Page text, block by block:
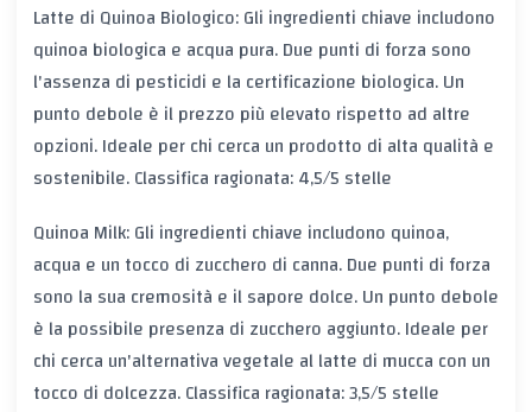
Latte di Quinoa Biologico: Gli ingredienti chiave includono
quinoa biologica e acqua pura. Due punti di forza sono
l'assenza di pesticidi e la certificazione biologica. Un
punto debole è il prezzo più elevato rispetto ad altre
opzioni. Ideale per chi cerca un prodotto di alta qualità e
sostenibile. Classifica ragionata: 4,5/5 stelle
Quinoa Milk: Gli ingredienti chiave includono quinoa,
acqua e un tocco di zucchero di canna. Due punti di forza
sono la sua cremosità e il sapore dolce. Un punto debole
è la possibile presenza di zucchero aggiunto. Ideale per
chi cerca un'alternativa vegetale al latte di mucca con un
tocco di dolcezza. Classifica ragionata: 3,5/5 stelle